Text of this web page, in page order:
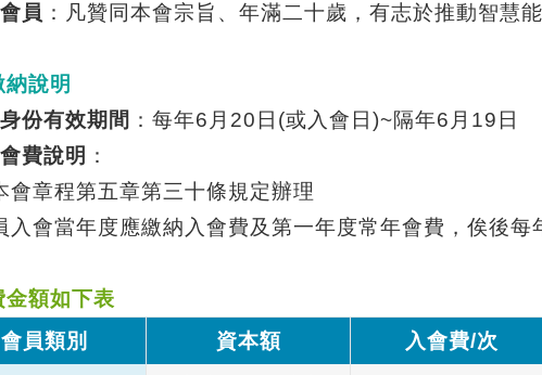
員 ：凡贊同本會宗旨、年滿二十歲，有志於推動智慧
說明
份有效期間 ：每年6 月 20 日 (或入會日 )~隔年6 月 19 日
費說明 ：
會章程第五章第三十條規定辦理
入會當年度應繳納入會費及第一年度常年會費，俟後每
金額如下表
會員類別
資本額 入會費/次